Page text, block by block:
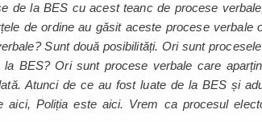
de la BES cu acest teanc de procese
de ordine au găsit aceste procese verbale
Sunt două posibilități. Ori sunt
BES? Ori sunt procese verbale care
Atunci de ce au fost luate de la BES și
aici, Poliția este aici. Vrem ca procesul